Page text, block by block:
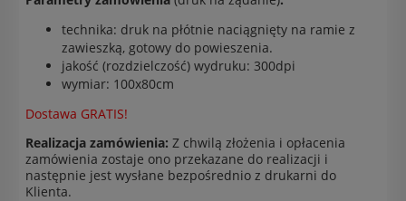
technika: druk na płótnie naciągnięty na ramie z
zawieszką, gotowy do powieszenia.
jakość (rozdzielczość) wydruku: 300dpi
wymiar: 100x80cm
Dostawa GRATIS!
Realizacja zamówienia: Z chwilą złożenia i opłacenia
zamówienia zostaje ono przekazane do realizacji i
następnie jest wysłane bezpośrednio z drukarni do
Klienta.